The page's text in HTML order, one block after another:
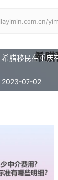
希腊移民在重庆
2023-07-02